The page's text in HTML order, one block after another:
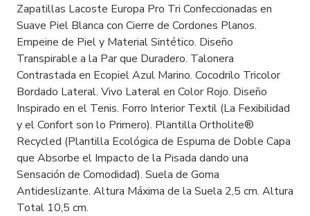
Zapatillas Lacoste Europa Pro Tri Confeccionadas en
Suave Piel Blanca con Cierre de Cordones Planos.
Empeine de Piel y Material Sintético. Diseño
Transpirable a la Par que Duradero. Talonera
Contrastada en Ecopiel Azul Marino. Cocodrilo Tricolor
Bordado Lateral. Vivo Lateral en Color Rojo. Diseño
Inspirado en el Tenis. Forro Interior Textil (La Fexibilidad
y el Confort son lo Primero). Plantilla Ortholite®
Recycled (Plantilla Ecológica de Espuma de Doble Capa
que Absorbe el Impacto de la Pisada dando una
Sensación de Comodidad). Suela de Goma
Antideslizante. Altura Máxima de la Suela 2,5 cm. Altura
Total 10,5 cm.